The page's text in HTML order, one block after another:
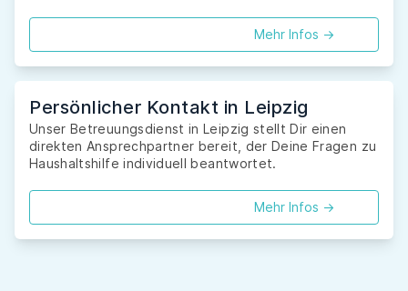
Mehr Infos ->
Persönlicher Kontakt in Leipzig
Unser Betreuungsdienst in Leipzig stellt Dir einen
direkten Ansprechpartner bereit, der Deine Fragen zu
Haushaltshilfe individuell beantwortet.
Mehr Infos ->